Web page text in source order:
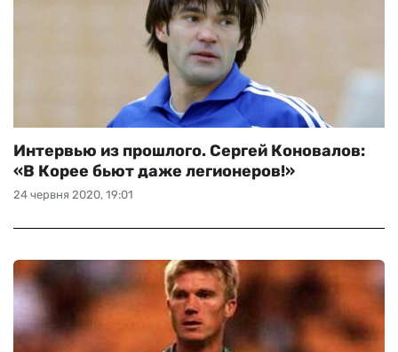
24 червня 2020, 19:01
Интервью из прошлого. Сергей Коновалов:
«В Корее бьют даже легионеров!»